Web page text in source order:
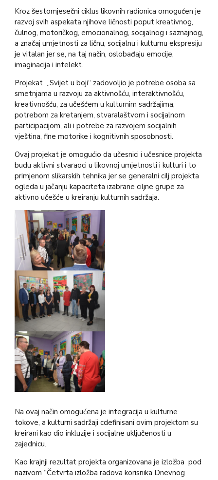
Kroz šestomjesečni ciklus likovnih radionica omogućen je
razvoj svih aspekata njihove ličnosti poput kreativnog,
čulnog, motoričkog, emocionalnog, socijalnog i saznajnog,
a značaj umjetnosti za ličnu, socijalnu i kulturnu ekspresiju
je vitalan jer se, na taj način, oslobađaju emocije,
imaginacija i intelekt.
Projekat „Svijet u boji“ zadovoljio je potrebe osoba sa
smetnjama u razvoju za aktivnošću, interaktivnošću,
kreativnošću, za učešćem u kulturnim sadržajima,
potrebom za kretanjem, stvaralaštvom i socijalnom
participacijom, ali i potrebe za razvojem socijalnih
vještina, fine motorike i kognitivnih sposobnosti.
Ovaj projekat je omogućio da učesnici i učesnice projekta
budu aktivni stvaraoci u likovnoj umjetnosti i kulturi i to
primjenom slikarskih tehnika jer se generalni cilj projekta
ogleda u jačanju kapaciteta izabrane ciljne grupe za
aktivno učešće u kreiranju kulturnih sadržaja.
Na ovaj način omogućena je integracija u kulturne
tokove, a kulturni sadržaji cdefinisani ovim projektom su
kreirani kao dio inkluzije i socijalne uključenosti u
zajednicu.
Kao krajnji rezultat projekta organizovana je izložba pod
nazivom “Četvrta izložba radova korisnika Dnevnog